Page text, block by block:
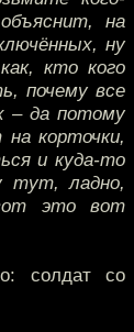
на
ну
кто кого
почему все
– да потому
на корточки,
и куда-то
тут, ладно,
это вот
солдат со